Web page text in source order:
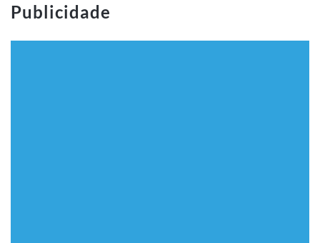
Publicidade